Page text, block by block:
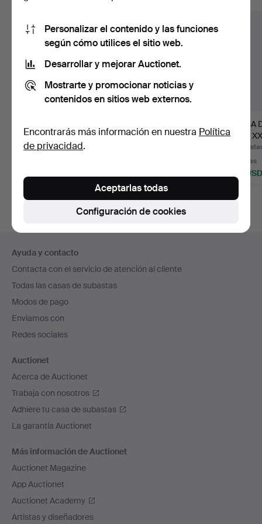
Haslev, Dinamarca,
contem…
Subastado 7 ago 2026
estilo modernista
MESA
siglo
3 pujas
43 USD
en
el
pie
de
página
Ayuda y contacto
Contacta con el servicio de atención al cliente
Todas las casas de subastas
Modos de pago
Enviamos con
Redes sociales
Auctionet
Acerca de Auctionet
Trabaja con nosotros
Adhiere tu casa de subastas
La garantía Auctionet
Más información de Auctionet
Auctionet Magazine
App Auctionet
Auctionet Academy
Artistas y diseñadores
Personalizar el contenido y las funciones
según cómo utilices el sitio web.
Desarrollar y mejorar Auctionet.
Mostrarte y promocionar noticias y
contenidos en sitios web externos.
Encontrarás más información en nuestra Política
de privacidad.
Configuración de cookies
Aceptarlas todas